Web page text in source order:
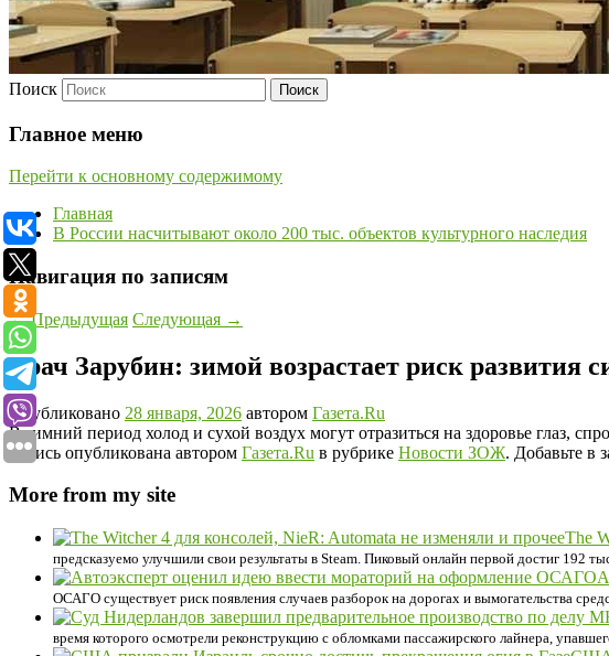
Поиск
Главное меню
Перейти к основному содержимому
Главная
В России насчитывают около 200 тыс. объектов культурного наследия
Навигация по записям
←Предыдущая Следующая →
Врач Зарубин: зимой возрастает риск развития
Опубликовано 28 января, 2026 автором Газета.Ru
В зимний период холод и сухой воздух могут отразиться на здоровье глаз,
Запись опубликована автором Газета.Ru в рубрике Новости ЗОЖ. Добавьте в
More from my site
The
предсказуемо улучшили свои результаты в Steam. Пиковый онлайн первой достиг 192
ОСАГО существует риск появления случаев разборок на дорогах и вымогательства
время которого осмотрели реконструкцию с обломками пассажирского лайнера,